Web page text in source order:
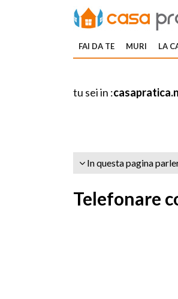
FAI DA TE MURI LA
tu sei in :
In questa pagina
Telefonare